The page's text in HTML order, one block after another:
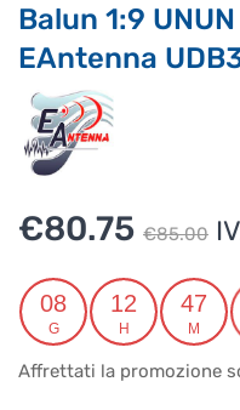
Balun 1:9
EAntenna
€85.00 Il
€80.75
Il
08
G
12
H
47
M
Affrettati la promozione